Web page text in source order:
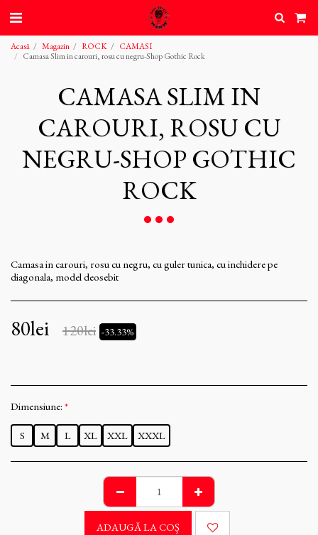
Acasă Magazin ROCK
CAMASI
Camasa Slim in carouri, rosu cu negru-Shop Gothic Rock
CAMASA SLIM IN
CAROURI, ROSU CU
NEGRU-SHOP GOTHIC
ROCK
Camasa in carouri, rosu cu negru, cu guler tunica, cu inchidere pe
diagonala, model deosebit
80lei 120lei -33.33%
Dimensiune: *
S M L XL XXL XXXL
ADAUGĂ LA COŞ